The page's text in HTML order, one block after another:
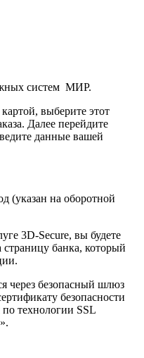
систем МИР.
выберите этот
Далее перейдите
данные вашей
(указан на оборотной
3D-Secure, вы будете
страницу банка, который
через безопасный шлюз
безопасности
технологии SSL